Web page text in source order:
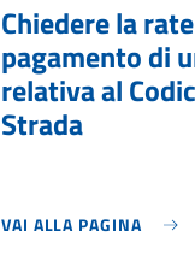
Chiedere la
pagamento di
relativa al
Strada
VAI ALLA PAGINA